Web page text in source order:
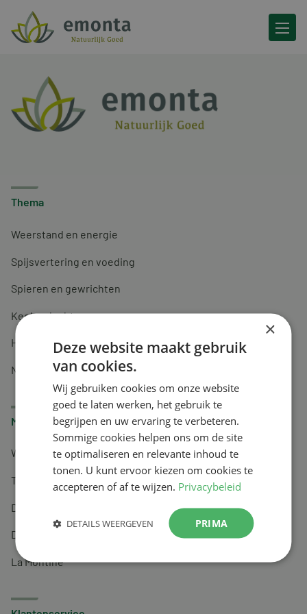
Ga naar de inhoud
Thema
Weerstand en energie
Spijsvertering en voeding
Spieren en gewrichten
Keel en luchtwegen
Huidverzorging
Nachtrust
Merken
Wapiti
Tai-Ginseng
Dermagíq
Draisma
La Montine
×
Deze website maakt gebruik
van cookies.
Wij gebruiken cookies om onze website
goed te laten werken, het gebruik te
begrijpen en uw ervaring te verbeteren.
Sommige cookies helpen ons om de site
te optimaliseren en relevante inhoud te
tonen. U kunt ervoor kiezen om cookies te
accepteren of af te wijzen. Privacybeleid
PRIMA
DETAILS WEERGEVEN